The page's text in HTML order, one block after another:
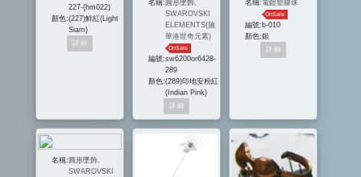
227-(hm022)
顏色:(227)鮮紅(Light
Siam)
名稱: 圓形墜飾,
SWAROVSKI
ELEMENTS(施
華洛世奇元素)
OnSale
編號:sw6200or6428-
289
顏色:(289)印地安粉紅
(Indian Pink)
名稱: 電鍍塑膠珠
OnSale
編號: b-010
顏色:銀
名稱: 圓形墜飾,
SWAROVSKI